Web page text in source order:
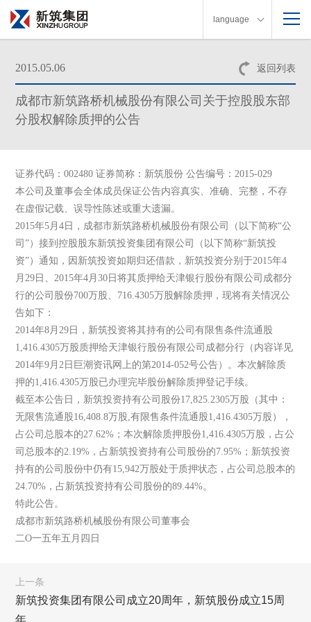
language
返回列表
2015.05.06
成都市新筑路桥机械股份有限公司关于控股股东部
分股权解除质押的公告
证券代码：002480 证券简称：新筑股份 公告编号：2015-029
本公司及董事会全体成员保证公告内容真实、准确、完整，不存
在虚假记载、误导性陈述或重大遗漏。
2015年5月4日，成都市新筑路桥机械股份有限公司（以下简称“公
司”）接到控股股东新筑投资集团有限公司（以下简称“新筑投
资”）通知，因新筑投资如期归还借款，新筑投资分别于2015年4
月29日、2015年4月30日将其质押给天津银行股份有限公司成都分
行的公司股份700万股、716.4305万股解除质押，现将有关情况公
告如下：
2014年8月29日，新筑投资将其持有的公司有限售条件流通股
1,416.4305万股质押给天津银行股份有限公司成都分行（内容详见
2014年9月2日巨潮资讯网上的第2014-052号公告）。本次解除质
押的1,416.4305万股已办理完毕股份解除质押登记手续。
截至本公告日，新筑投资持有公司股份17,825.2305万股（其中：
无限售流通股16,408.8万股,有限售条件流通股1,416.4305万股），
占公司总股本的27.62%；本次解除质押股份1,416.4305万股，占公
司总股本的2.19%，占新筑投资持有公司股份的7.95%；新筑投资
持有的公司股份中仍有15,942万股处于质押状态，占公司总股本的
24.70%，占新筑投资持有公司股份的89.44%。
特此公告。
成都市新筑路桥机械股份有限公司董事会
二O一五年五月四日
上一条
新筑投资集团有限公司成立20周年，新筑股份成立15周
年